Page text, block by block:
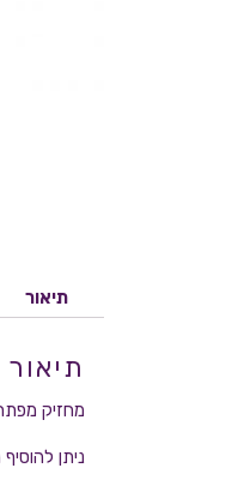
תיאור
תיאור
מחזיק
ניתן